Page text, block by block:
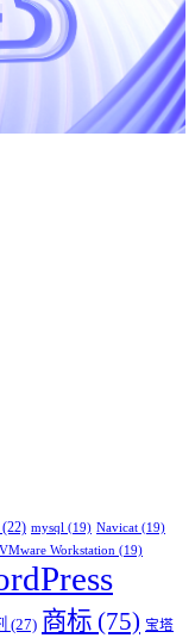
(22) mysql (19) Navicat (19)
VMware Workstation (19)
(27) 商标 (75) 宝塔